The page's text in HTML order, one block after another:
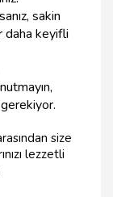
sakin
daha keyifli
size
lezzetli